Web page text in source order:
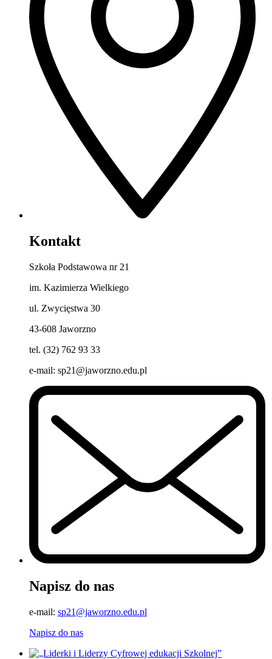
Kontakt
Szkoła Podstawowa nr 21
im. Kazimierza Wielkiego
ul. Zwycięstwa 30
43-608 Jaworzno
tel. (32) 762 93 33
e-mail: sp21@jaworzno.edu.pl
Napisz do nas
e-mail: sp21@jaworzno.edu.pl
Napisz do nas